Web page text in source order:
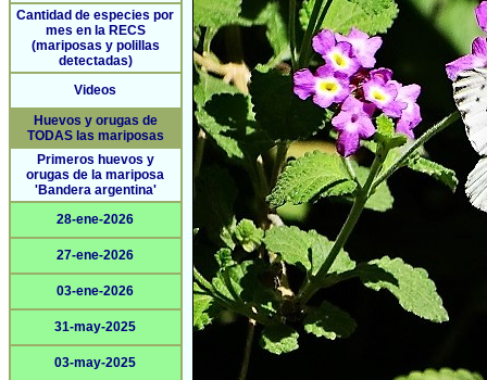
Cantidad de especies por
mes en la RECS
(mariposas y polillas
detectadas)
Videos
Huevos y orugas de
TODAS las mariposas
Primeros huevos y
orugas de la mariposa
'Bandera argentina'
28-ene-2026
27-ene-2026
03-ene-2026
31-may-2025
03-may-2025